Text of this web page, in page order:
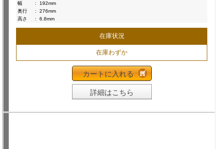
幅
:
192mm
奥行
:
276mm
高さ
: 6.8mm
在庫状況
在庫わずか
カートに入れる
詳細はこちら